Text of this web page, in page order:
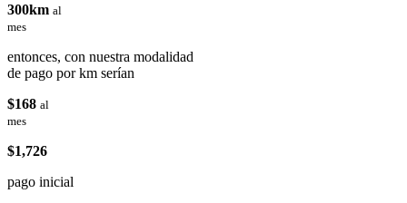
300km al
mes
entonces, con nuestra modalidad
de pago por km serían
$168 al
mes
$1,726
pago inicial